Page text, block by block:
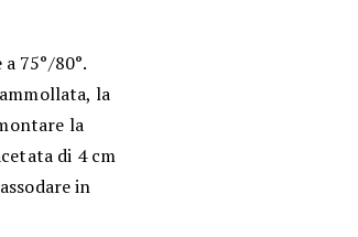
75°/80°.
la
la
di 4 cm
in